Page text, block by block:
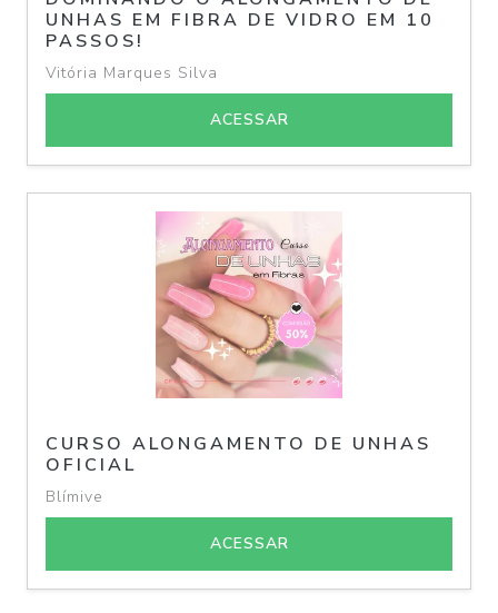
UNHAS EM FIBRA DE VIDRO EM 10
PASSOS!
Vitória Marques Silva
ACESSAR
CURSO ALONGAMENTO DE UNHAS
OFICIAL
Blímive
ACESSAR